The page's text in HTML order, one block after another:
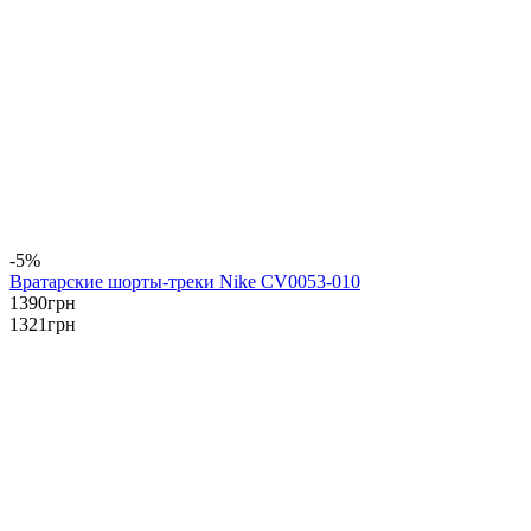
-5%
Вратарские шорты-треки Nike CV0053-010
1390грн
1321грн